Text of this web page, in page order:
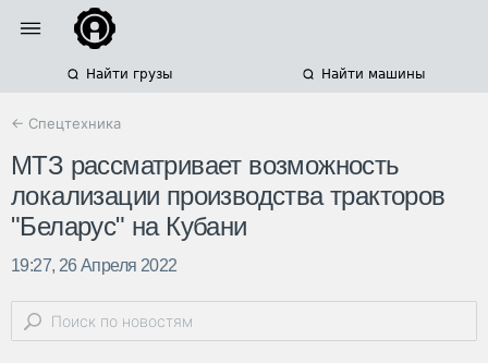
Найти грузы Найти машины
← Спецтехника
МТЗ рассматривает возможность
локализации производства тракторов
"Беларус" на Кубани
19:27, 26 Апреля 2022